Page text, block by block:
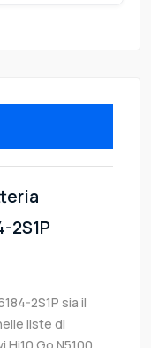
2S1P
2S1P sia il
liste di